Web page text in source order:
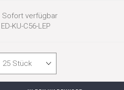
Sofort verfügbar
ED-KU-C56-LEP